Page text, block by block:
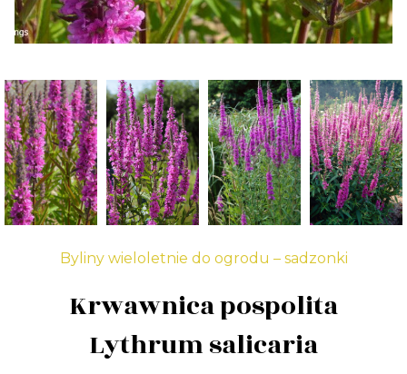
Byliny wieloletnie do ogrodu – sadzonki
Krwawnica pospolita
Lythrum salicaria